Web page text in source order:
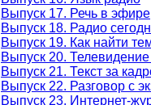
Выпуск 17. Речь в эфире
Выпуск 18. Радио
Выпуск 19. Как найти
Выпуск 20.
Выпуск 21. Текст за
Выпуск 22. Разговор с
Выпуск 23. Интернет-